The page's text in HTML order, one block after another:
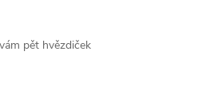
pět hvězdiček